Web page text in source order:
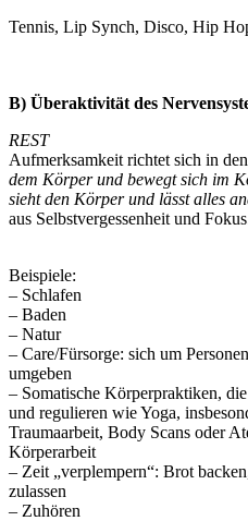
Tennis, Lip Synch, Disco, Hip
B) Überaktivität des
REST
Aufmerksamkeit richtet sich in
dem Körper und bewegt sich im
sieht den Körper und lässt alles
aus Selbstvergessenheit und
Beispiele:
– Schlafen
– Baden
– Natur
– Care/Fürsorge: sich um
umgeben
– Somatische Körperpraktiken,
und regulieren wie Yoga,
Traumaarbeit, Body Scans oder
Körperarbeit
– Zeit „verplempern“: Brot
zulassen
– Zuhören